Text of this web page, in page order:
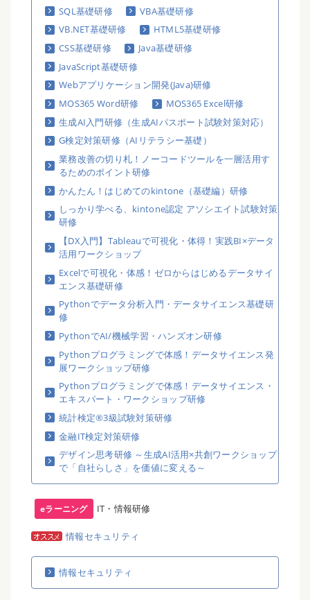
SQL基礎研修
VBA基礎研修
VB.NET基礎研修
HTML5基礎研修
CSS基礎研修
Java基礎研修
JavaScript基礎研修
Webアプリケーション開発(Java)研修
MOS365 Word研修
MOS365 Excel研修
生成AI入門研修（生成AIパスポート試験対策対応）
G検定対策研修（AIリテラシー基礎）
業務改善の切り札！ノーコードツールを一層活用す
るためのポイント研修
かんたん！はじめてのkintone（基礎編）研修
しっかり学べる、kintone認定 アソシエイト試験対策
研修
【DX入門】Tableauで可視化・体得！実践BI×データ
活用ワークショップ
Excelで可視化・体感！ゼロからはじめるデータサイ
エンス基礎研修
Pythonでデータ分析入門・データサイエンス基礎研
修
PythonでAI/機械学習・ハンズオン研修
Pythonプログラミングで体感！データサイエンス発
展ワークショップ研修
Pythonプログラミングで体感！データサイエンス・
エキスパート・ワークショップ研修
統計検定®3級試験対策研修
金融IT検定対策研修
デザイン思考研修 ～生成AI活用×共創ワークショップ
で「自社らしさ」を価値に変える～
eラーニング IT・情報研修
情報セキュリティ
情報セキュリティ